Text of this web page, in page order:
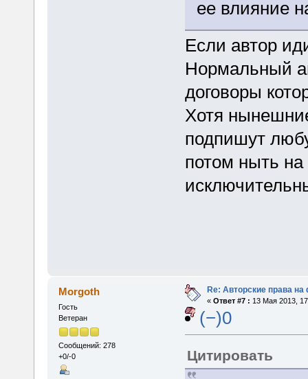
ее влияние
Если автор
Нормальный
договоры
Хотя
подпишут
потом ныть
Morgoth
Гость
Ветеран
Сообщений: 278
+0/-0
Re: Авторские права
« Ответ #7 : 13 Мая 2013,
(−)0
Цитировать